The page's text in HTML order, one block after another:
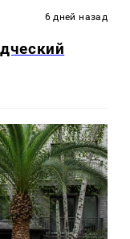
6 дней назад